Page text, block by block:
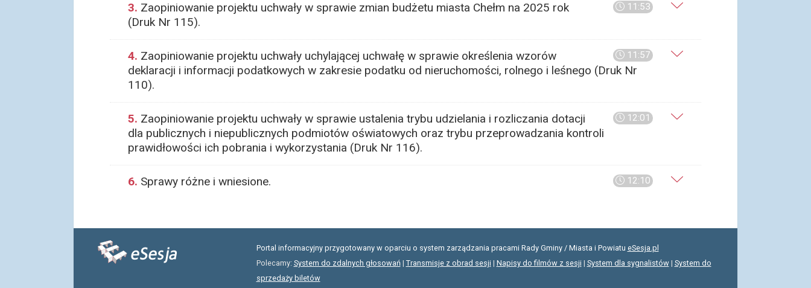
11:53
3. Zaopiniowanie projektu uchwały w sprawie zmian budżetu miasta Chełm na 2025 rok
(Druk Nr 115).
11:57
4. Zaopiniowanie projektu uchwały uchylającej uchwałę w sprawie określenia wzorów
deklaracji i informacji podatkowych w zakresie podatku od nieruchomości, rolnego i leśnego (Druk Nr
110).
12:01
5. Zaopiniowanie projektu uchwały w sprawie ustalenia trybu udzielania i rozliczania dotacji
dla publicznych i niepublicznych podmiotów oświatowych oraz trybu przeprowadzania kontroli
prawidłowości ich pobrania i wykorzystania (Druk Nr 116).
12:10
6. Sprawy różne i wniesione.
Portal informacyjny przygotowany w oparciu o system zarządzania pracami Rady Gminy / Miasta i Powiatu eSesja.pl
Polecamy: System do zdalnych głosowań| Transmisje z obrad sesji | Napisy do filmów z sesji | System dla sygnalistów| System do
sprzedaży biletów